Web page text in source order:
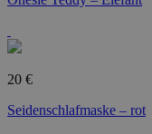
20 €
Seidenschlafmaske – rot